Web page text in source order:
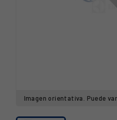
Imagen orientativa. Puede